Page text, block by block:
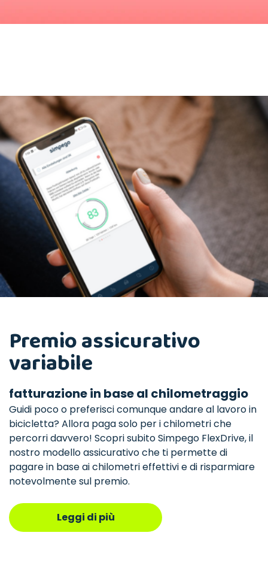
Premio assicurativo
variabile
fatturazione in base al chilometraggio
Guidi poco o preferisci comunque andare al lavoro in
bicicletta? Allora paga solo per i chilometri che
percorri davvero! Scopri subito Simpego FlexDrive, il
nostro modello assicurativo che ti permette di
pagare in base ai chilometri effettivi e di risparmiare
notevolmente sul premio.
Leggi di più